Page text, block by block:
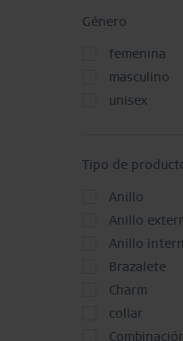
Género
femenina
masculino
unisex
Tipo de
Anillo
Anillo
Anillo
Brazalete
Charm
collar